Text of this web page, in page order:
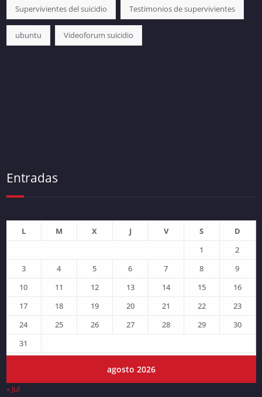
Supervivientes del suicidio Testimonios de supervivientes
ubuntu Videoforum suicidio
Entradas
agosto 2026
L M X J V S
D
1
2
3
4 5 6 7 8
9
10
11 12 13 14 15
16
17
18 19 20 21 22
23
24
25 26 27 28 29
30
31
« Jul